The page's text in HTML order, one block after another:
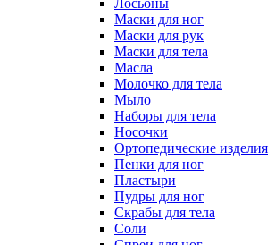
Лосьоны
Маски для ног
Маски для рук
Маски для тела
Масла
Молочко для тела
Мыло
Наборы для тела
Носочки
Ортопедические изделия
Пенки для ног
Пластыри
Пудры для ног
Скрабы для тела
Соли